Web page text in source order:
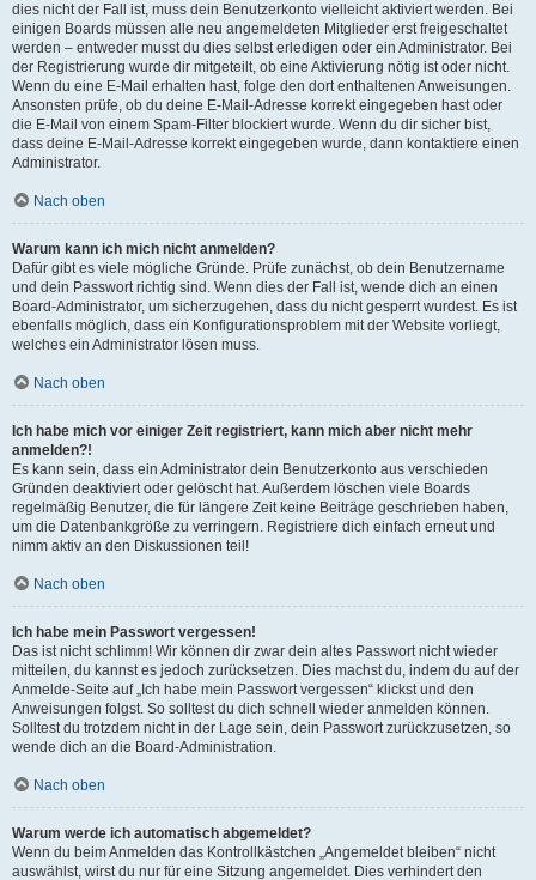
dies nicht der Fall ist, muss dein Benutzerkonto vielleicht aktiviert werden. Bei
einigen Boards müssen alle neu angemeldeten Mitglieder erst freigeschaltet
werden – entweder musst du dies selbst erledigen oder ein Administrator. Bei
der Registrierung wurde dir mitgeteilt, ob eine Aktivierung nötig ist oder nicht.
Wenn du eine E-Mail erhalten hast, folge den dort enthaltenen Anweisungen.
Ansonsten prüfe, ob du deine E-Mail-Adresse korrekt eingegeben hast oder
die E-Mail von einem Spam-Filter blockiert wurde. Wenn du dir sicher bist,
dass deine E-Mail-Adresse korrekt eingegeben wurde, dann kontaktiere einen
Administrator.
Nach oben
Warum kann ich mich nicht anmelden?
Dafür gibt es viele mögliche Gründe. Prüfe zunächst, ob dein Benutzername
und dein Passwort richtig sind. Wenn dies der Fall ist, wende dich an einen
Board-Administrator, um sicherzugehen, dass du nicht gesperrt wurdest. Es ist
ebenfalls möglich, dass ein Konfigurationsproblem mit der Website vorliegt,
welches ein Administrator lösen muss.
Nach oben
Ich habe mich vor einiger Zeit registriert, kann mich aber nicht mehr
anmelden?!
Es kann sein, dass ein Administrator dein Benutzerkonto aus verschieden
Gründen deaktiviert oder gelöscht hat. Außerdem löschen viele Boards
regelmäßig Benutzer, die für längere Zeit keine Beiträge geschrieben haben,
um die Datenbankgröße zu verringern. Registriere dich einfach erneut und
nimm aktiv an den Diskussionen teil!
Nach oben
Ich habe mein Passwort vergessen!
Das ist nicht schlimm! Wir können dir zwar dein altes Passwort nicht wieder
mitteilen, du kannst es jedoch zurücksetzen. Dies machst du, indem du auf der
Anmelde-Seite auf „Ich habe mein Passwort vergessen“ klickst und den
Anweisungen folgst. So solltest du dich schnell wieder anmelden können.
Solltest du trotzdem nicht in der Lage sein, dein Passwort zurückzusetzen, so
wende dich an die Board-Administration.
Nach oben
Warum werde ich automatisch abgemeldet?
Wenn du beim Anmelden das Kontrollkästchen „Angemeldet bleiben“ nicht
auswählst, wirst du nur für eine Sitzung angemeldet. Dies verhindert den